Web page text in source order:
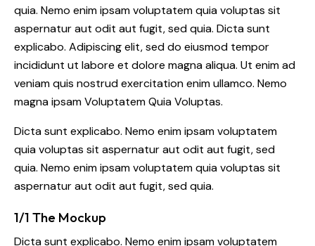
quia. Nemo enim ipsam voluptatem quia voluptas sit
aspernatur aut odit aut fugit, sed quia. Dicta sunt
explicabo. Adipiscing elit, sed do eiusmod tempor
incididunt ut labore et dolore magna aliqua. Ut enim ad
veniam quis nostrud exercitation enim ullamco. Nemo
magna ipsamVoluptatem Quia Voluptas.
Dicta sunt explicabo. Nemo enim ipsam voluptatem
quia voluptas sit aspernatur aut odit aut fugit, sed
quia. Nemo enim ipsam voluptatem quia voluptas sit
aspernatur aut odit aut fugit, sed quia.
1/1 The Mockup
Dicta sunt explicabo. Nemo enim ipsam voluptatem